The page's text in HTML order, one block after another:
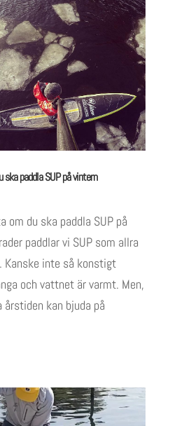
ska paddla SUP på vintern
om du ska paddla SUP på
paddlar vi SUP som allra
inte så konstigt
och vattnet är varmt. Men,
kan bjuda på